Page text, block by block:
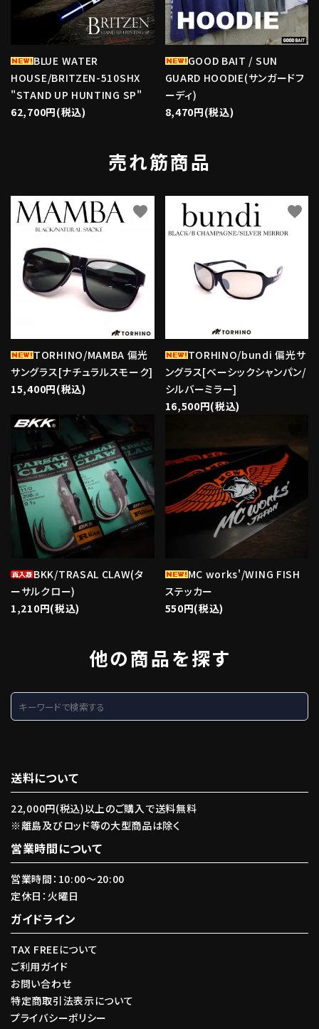
BLUE WATER
HOUSE/BRITZEN-510SHX
"STAND UP HUNTING SP"
62,700円(税込)
GOOD BAIT / SUN
GUARD HOODIE(サンガードフ
ーディ)
8,470円(税込)
売れ筋商品
TORHINO/MAMBA 偏光
サングラス[ナチュラルスモーク]
15,400円(税込)
favorite
TORHINO/bundi 偏光サ
ングラス[ベーシックシャンパン/
シルバーミラー]
16,500円(税込)
favorite
BKK/TRASAL CLAW(タ
ーサルクロー)
1,210円(税込)
favorite
MC works'/WING FISH
ステッカー
550円(税込)
他の商品を探す
送料について
22,000円(税込)以上のご購入で送料無料
※離島及びロッド等の大型商品は除く
営業時間について
営業時間：10:00〜20:00
定休日：火曜日
ガイドライン
TAX FREEについて
ご利用ガイド
お問い合わせ
特定商取引法表示について
プライバシーポリシー